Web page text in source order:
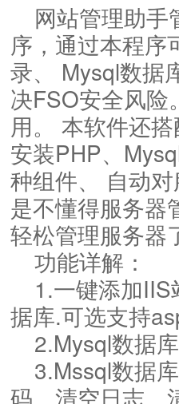
网站管理助手
序，通过本程序
录、 Mysql数据
决FSO安全风险
用。 本软件还
安装PHP、
种组件、 自动
是不懂得服务器
轻松管理服务器
功能详解：
1.一键添加
据库.可选支持
2.Mysql数据
3.Mssql数据
码、清空日志、